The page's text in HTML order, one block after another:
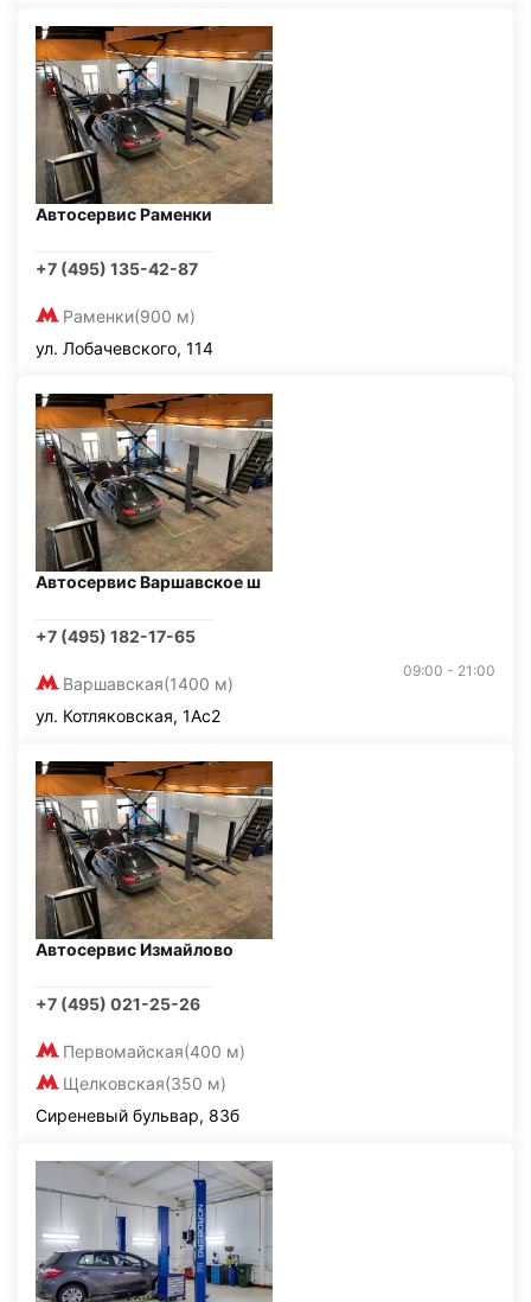
Автосервис Раменки
+7 (495) 135-42-87
Раменки(900 м)
ул. Лобачевского, 114
Автосервис Варшавское ш
+7 (495) 182-17-65
Варшавская(1400 м)
09:00 - 21:00
ул. Котляковская, 1Ас2
Автосервис Измайлово
+7 (495) 021-25-26
Первомайская(400 м)
Щелковская(350 м)
Сиреневый бульвар, 83б